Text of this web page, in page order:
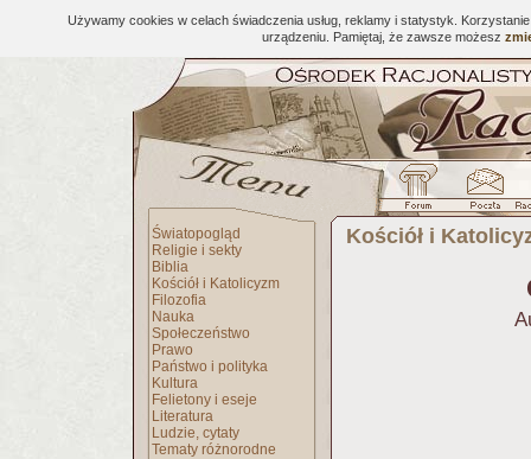
Używamy cookies w celach świadczenia usług, reklamy i statystyk.
urządzeniu. Pamiętaj, że zawsze możesz
Światopogląd
Religie i sekty
Biblia
Kościół i Katolicyzm
Filozofia
Nauka
Społeczeństwo
Prawo
Państwo i polityka
Kultura
Felietony i eseje
Literatura
Ludzie, cytaty
Tematy różnorodne
Kościół i